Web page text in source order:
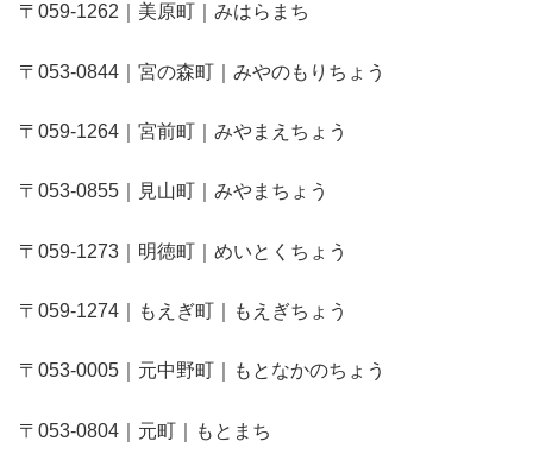
〒059-1262｜美原町｜みはらまち
〒053-0844｜宮の森町｜みやのもりちょう
〒059-1264｜宮前町｜みやまえちょう
〒053-0855｜見山町｜みやまちょう
〒059-1273｜明徳町｜めいとくちょう
〒059-1274｜もえぎ町｜もえぎちょう
〒053-0005｜元中野町｜もとなかのちょう
〒053-0804｜元町｜もとまち